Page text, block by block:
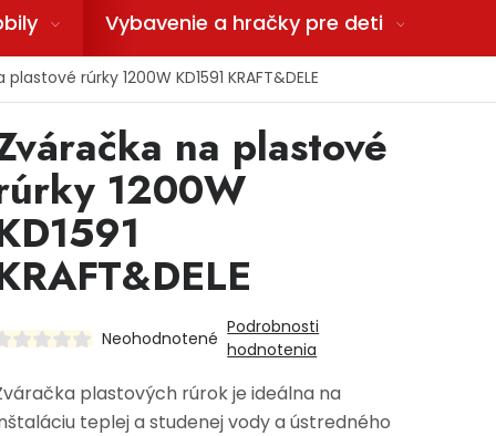
Vybavenie a hračky pre deti
rúrky 1200W KD1591 KRAFT&DELE
na plastové
1200W
Neohodnotené
Podrobnosti
hodnotenia
plastových rúrok je ideálna na
teplej a studenej vody a ústredného